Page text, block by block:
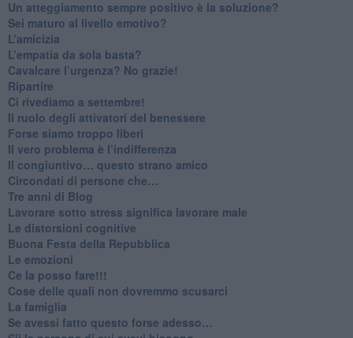
​Un atteggiamento sempre positivo è la soluzione?
​Sei maturo al livello emotivo?
​L’amicizia
​L’empatia da sola basta?
​Cavalcare l’urgenza? No grazie!
Ripartire
​Ci rivediamo a settembre!
​Il ruolo degli attivatori del benessere
​Forse siamo troppo liberi
​Il vero problema è l’indifferenza
​Il congiuntivo… questo strano amico
​Circondati di persone che…
​Tre anni di Blog
​Lavorare sotto stress significa lavorare male
​Le distorsioni cognitive
​Buona Festa della Repubblica
Le emozioni
​Ce la posso fare!!!
​Cose delle quali non dovremmo scusarci
​La famiglia
​Se avessi fatto questo forse adesso…